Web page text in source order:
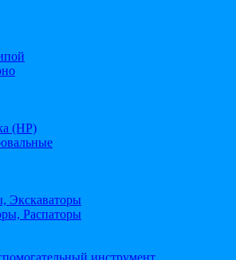
(НР)
Экскаваторы
Распаторы
инструмент